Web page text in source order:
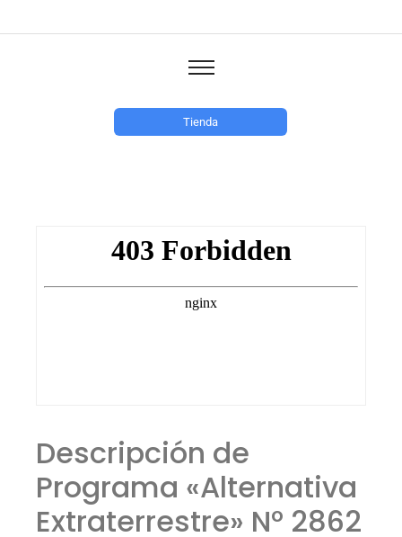
Tienda
Descripción de
Programa «Alternativa
Extraterrestre» Nº 2862